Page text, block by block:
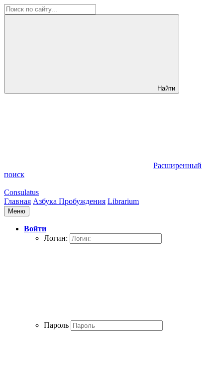
Найти
Расширенный
поиск
Consulatus
Главная Азбука Пробуждения Librarium
Меню
Войти
Логин:
Пароль